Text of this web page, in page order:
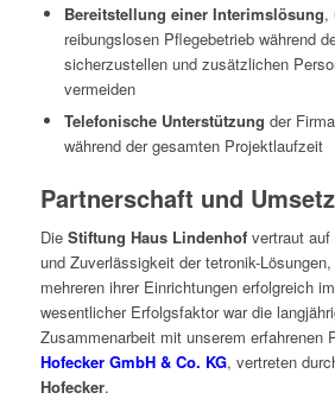
Bereitstellung einer Interimslösung,
reibungslosen Pflegebetrieb während
sicherzustellen und zusätzlichen
vermeiden
Telefonische Unterstützung der Firma
während der gesamten Projektlaufzeit
Partnerschaft und
Die Stiftung Haus Lindenhofvertraut auf
und Zuverlässigkeit der tetronik-
mehreren ihrer Einrichtungen erfolgreich
wesentlicher Erfolgsfaktor war die
Zusammenarbeit mit unserem erfahrenen
Hofecker GmbH & Co. KG, vertreten
Hofecker.